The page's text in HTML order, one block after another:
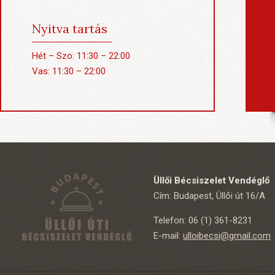
Nyitva tartás
Hét – Szo: 11:30 – 22:00
Vas: 11:30 – 22:00
Üllői Bécsiszelet Vendéglő
Cím: Budapest, Üllői út 16/A
Telefon: 06 (1) 361-8231
E-mail: ulloibecsi@gmail.com